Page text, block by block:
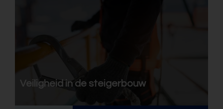
Veiligheid in de steigerbouw